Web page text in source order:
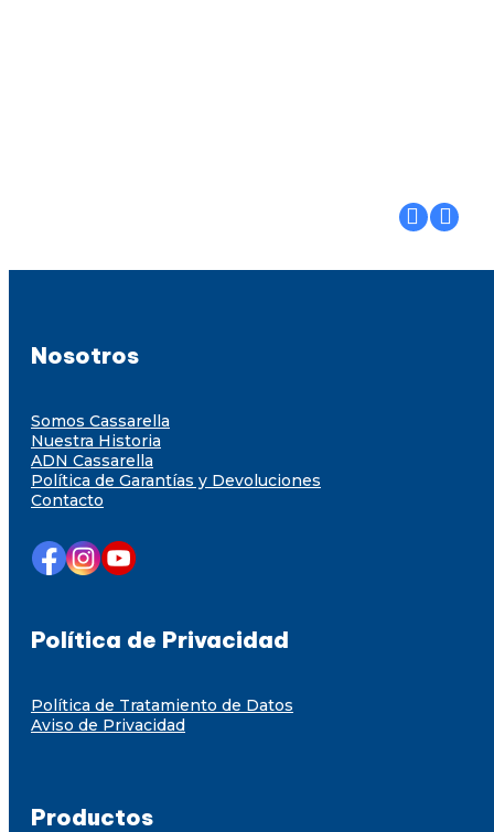
Nosotros
Somos Cassarella
Nuestra Historia
ADN Cassarella
Política de Garantías y Devoluciones
Contacto
Política de Privacidad
Política de Tratamiento de Datos
Aviso de Privacidad
Productos